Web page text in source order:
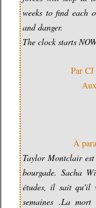
weeks to find each
and danger.
The clock starts
Par
À
Taylor Montclair
bourgade. Sacha
études, il sait qu'il
semaines .La